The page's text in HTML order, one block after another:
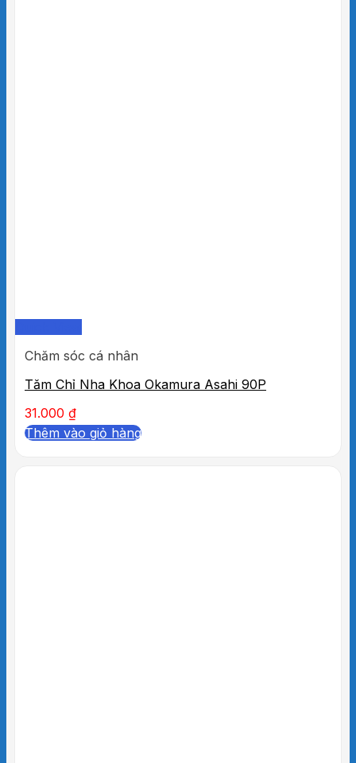
Chăm sóc cá nhân
Tăm Chỉ Nha Khoa Okamura Asahi 90P
31.000 ₫
Thêm vào giỏ hàng